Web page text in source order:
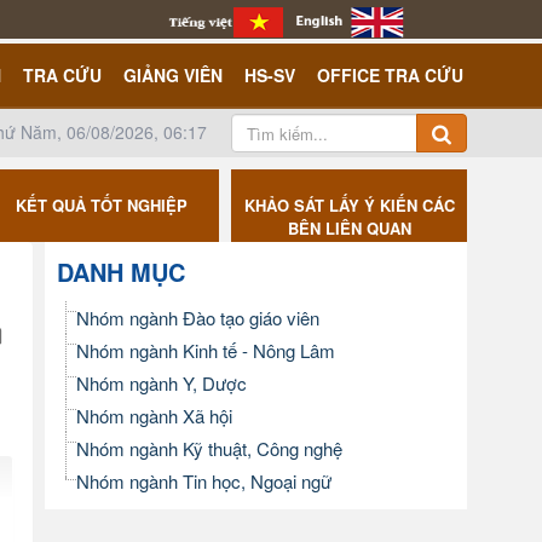
TRA CỨU GIẢNG VIÊN HS-SV OFFICE TRA CỨU
Năm, 06/08/2026, 06:17
KẾT QUẢ TỐT NGHIỆP
KHẢO SÁT LẤY Ý KIẾN CÁC
BÊN LIÊN QUAN
DANH MỤC
Nhóm ngành Đào tạo giáo viên
Nhóm ngành Kinh tế - Nông Lâm
Nhóm ngành Y, Dược
Nhóm ngành Xã hội
Nhóm ngành Kỹ thuật, Công nghệ
Nhóm ngành Tin học, Ngoại ngữ